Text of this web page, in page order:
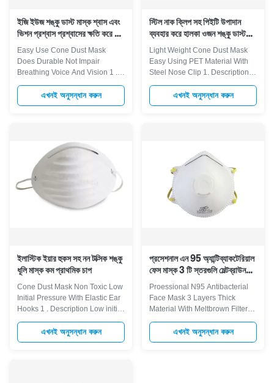
ইজি ইউজ শঙ্কু ডাস্ট মাস্ক শ্বাস এবং
ভিশন প্রশ্বাস প্রশ্বাসের ক্ষতি করে না
টেকসই
Easy Use Cone Dust Mask
Does Durable Not Impair
Breathing Voice And Vision 1 .
Description Dust Mask, used for
relief from non-harmful
household dust, offers
pollen and grass clippings. The
patented filter media and
contour-fit, soft metal nosepiece
adjusts closely over the bridge
of the nose making it
comfortable and easy to use.
এখনই অনুসন্ধান করুন
স্টিল নাক ক্লিপ সহ পিইটি উপাদান
ব্যবহার করে হালকা ওজন শঙ্কু ডাস্ট
মাস্ক Easy
Light Weight Cone Dust Mask
Easy Using PET Material With
Steel Nose Clip 1. Description
Dust Mask, used for relief from
non-harmful household dust,
offers homeowners an option in
patented filter media and
contour-fit, soft metal nosepiece
adjusts closely over the bridge
of the nose making it
comfortable and easy to use.
Polypropylene Shell-shaped
Head elastic string Steel nose
এখনই অনুসন্ধান করুন
ইলাস্টিক ইয়ার হুকস সহ নন টক্সিক শঙ্কু
ধূলি মাস্ক কম প্রাথমিক চাপ
Cone Dust Mask Non Toxic Low
Initial Pressure With Elastic Ear
Hooks​ 1 . Description Low initial
pressure and easy breathing.
Reduce oppression. Elastic ear
hooks without ear pressure.
এখনই অনুসন্ধান করুন
প্রসেশনাল এন 95 অ্যান্টিব্যাকটেরিয়াল
ফেস মাস্ক 3 টি স্তরগুলি মেল্টব্রাউন
ফিল্টার সহ মোটা উপাদান
Proessional N95 Antibacterial
Face Mask 3 Layers Thick
Material With Meltbrown Filter
Description Proessional
Disposable Mask: Cover your
nose, mouth and chin for full
এখনই অনুসন্ধান করুন